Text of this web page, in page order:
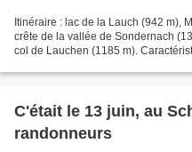
Itinéraire : lac de la Lauch (942 m),
crête de la vallée de Sondernach
col de Lauchen (1185 m).
C'était le 13 juin, au
randonneurs